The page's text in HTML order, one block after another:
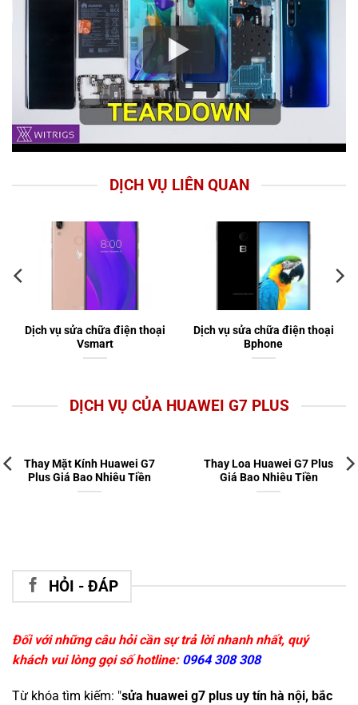
DỊCH VỤ LIÊN QUAN
Dịch vụ sửa chữa điện thoại
Vsmart
Dịch vụ sửa chữa điện thoại
Bphone
DỊCH VỤ CỦA HUAWEI G7 PLUS
Thay Mặt Kính Huawei G7
Plus Giá Bao Nhiêu Tiền
Thay Loa Huawei G7 Plus
Giá Bao Nhiêu Tiền
HỎI - ĐÁP
Đối với những câu hỏi cần sự trả lời nhanh nhất, quý
khách vui lòng gọi số hotline: 0964 308 308
Từ khóa tìm kiếm: "sửa huawei g7 plus uy tín hà nội, bắc